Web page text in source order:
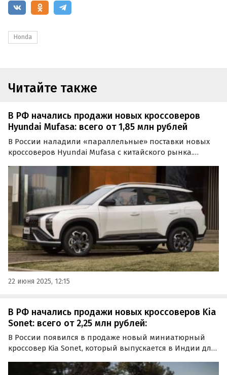
Honda
Читайте также
В РФ начались продажи новых кроссоверов
Hyundai Mufasa: всего от 1,85 млн рублей
В России наладили «параллельные» поставки новых
кроссоверов Hyundai Mufasa с китайского рынка.
дилеров, так и под заказ, а цены на них на одном из
сайтов объявлений стартуют от 1 850 000 рублей…
22 июня 2025, 12:15
В РФ начались продажи новых кроссоверов Kia
Sonet: всего от 2,25 млн рублей:
В России появился в продаже новый миниатюрный
кроссовер Kia Sonet, который выпускается в Индии для
порядке, а цены на одном из классифайдов при